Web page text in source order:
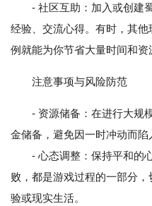
- 社区互助：加入或创建蜀
经验、交流心得。有时，其
例就能为你节省大量时间和资
注意事项与风险防范
- 资源储备：在进行大规
金储备，避免因一时冲动而陷
- 心态调整：保持平和的心
败，都是游戏过程的一部分
验或现实生活。